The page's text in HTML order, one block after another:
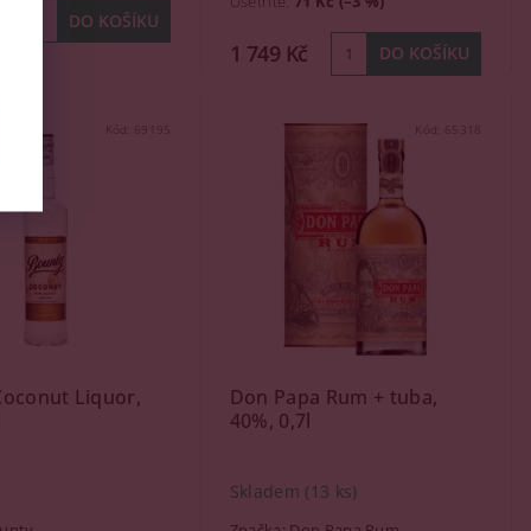
1 749 Kč
Kód: 69195
Liquor,
Kód: 65318
Don Papa Rum + tuba,
40%, 0,7l
Skladem (13 ks)